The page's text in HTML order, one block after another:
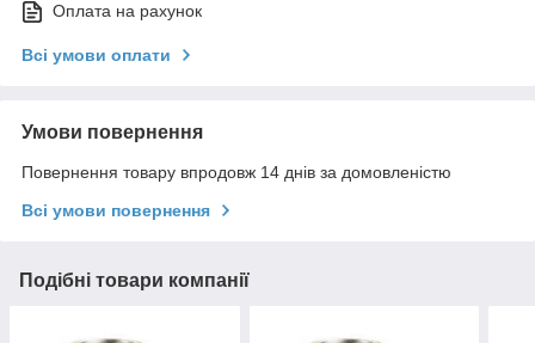
Оплата на рахунок
Всі умови оплати
Умови повернення
Повернення товару впродовж 14 днів за домовленістю
Всі умови повернення
Подібні товари компанії